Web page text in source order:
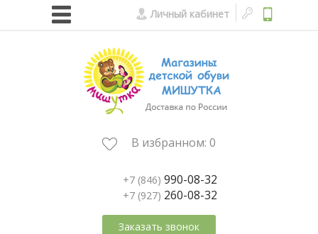
Личный кабинет
В избранном: 0
+7 (846) 990-08-32
+7 (927) 260-08-32
Заказать звонок